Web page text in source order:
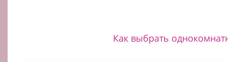
Как выбрать